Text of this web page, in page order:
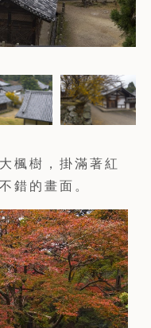
楓樹，掛滿著紅
錯的畫面。